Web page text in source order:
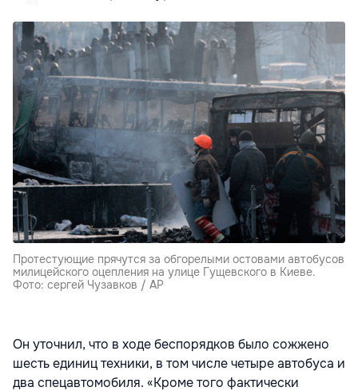
Протестующие прячутся за обгорелыми остовами автобусов
милицейского оцепления на улице Гущевского в Киеве.
Фото: сергей Чузавков / AP
Он уточнил, что в ходе беспорядков было сожжено
шесть единиц техники, в том числе четыре автобуса и
два спецавтомобиля. «Кроме того фактически